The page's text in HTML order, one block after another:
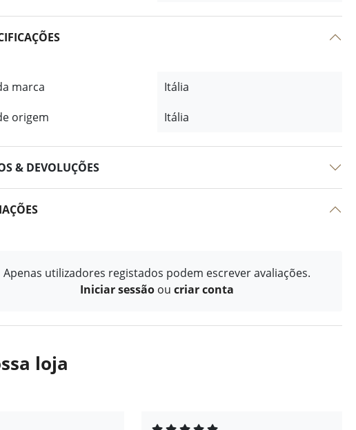
marca
Itália
origem
Itália
& DEVOLUÇÕES
Apenas utilizadores registados podem escrever avaliações.
Iniciar sessão ou criar conta
loja